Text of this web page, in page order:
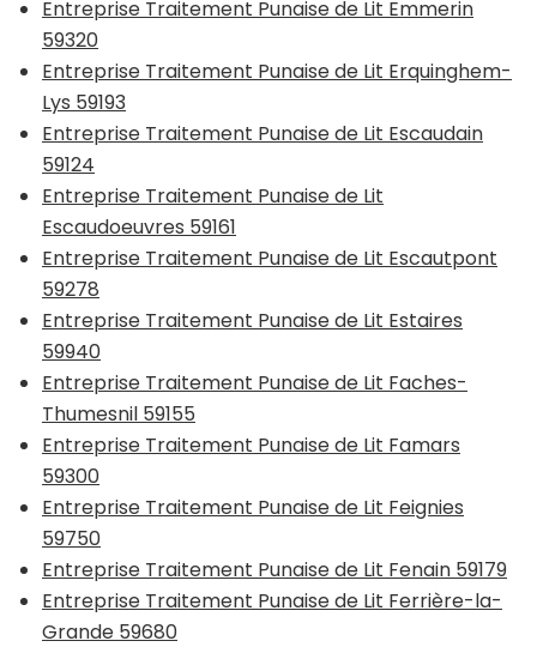
Entreprise Traitement Punaise de Lit Emmerin
59320
Entreprise Traitement Punaise de Lit Erquinghem-
Lys 59193
Entreprise Traitement Punaise de Lit Escaudain
59124
Entreprise Traitement Punaise de Lit
Escaudoeuvres 59161
Entreprise Traitement Punaise de Lit Escautpont
59278
Entreprise Traitement Punaise de Lit Estaires
59940
Entreprise Traitement Punaise de Lit Faches-
Thumesnil 59155
Entreprise Traitement Punaise de Lit Famars
59300
Entreprise Traitement Punaise de Lit Feignies
59750
Entreprise Traitement Punaise de Lit Fenain 59179
Entreprise Traitement Punaise de Lit Ferrière-la-
Grande 59680